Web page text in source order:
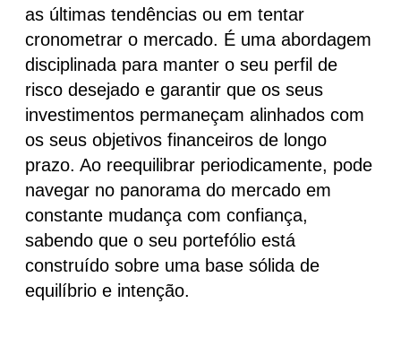
as últimas tendências ou em tentar
cronometrar o mercado. É uma abordagem
disciplinada para manter o seu perfil de
risco desejado e garantir que os seus
investimentos permaneçam alinhados com
os seus objetivos financeiros de longo
prazo. Ao reequilibrar periodicamente, pode
navegar no panorama do mercado em
constante mudança com confiança,
sabendo que o seu portefólio está
construído sobre uma base sólida de
equilíbrio e intenção.